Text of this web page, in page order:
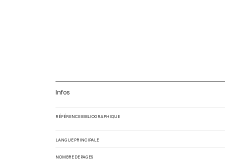
Infos
RÉFÉRENCE BIBLIOGRAPHIQUE
LANGUE PRINCIPALE
NOMBRE DE PAGES